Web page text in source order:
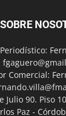
SOBRE
Comercial:
Julio 90. Piso
Paz -